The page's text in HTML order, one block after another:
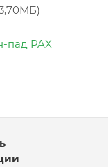
пад PAX